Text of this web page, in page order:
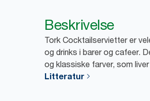
Beskrivelse
Tork Cocktailservietter er
og drinks i barer og cafeer.
og klassiske farver, som
Litteratur